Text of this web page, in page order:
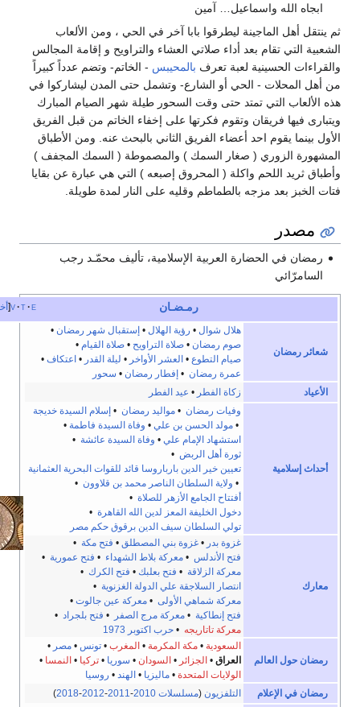
الله واسماعيل… آمين
الماجينة ليطرقوا بابا آخر في الحي ، ومن الألعاب
تقام بعد أداء صلاتي العشاء والتراويح و إقامة المجالس
الحسينية لعبة تعرفبالمحيبس - الخاتم- وتضم عدداً كبيراً
- الحي أو الشارع- وتشمل حتى المدن ليشاركوا في
التي تمتد حتى وقت السحور طيلة شهر الصيام المبارك
فريقان وتقوم فكرتها على إخفاء الخاتم من قبل الفريق
يقوم احد أعضاء الفريق الثاني بالبحث عنه. ومن الأطباق
الزوري ( صغار السمك ) والمصموطة ( السمك المجفف )
اللحم واكلة ( المحروق إصبعه ) التي هي عبارة عن بقايا
بعد مزجه بالطماطم وقليه على النار لمدة طويلة.
في الحضارة العربية الإسلامية، تأليف محمّـد رجب
رؤية الهلال• إستقبال شهر رمضان•
صوم رمضان
صلاة التراويح •صلاة القيام•
صيام التطوع
العشر الأواخر•ليلة القدر•اعتكاف •
•إفطار رمضان•سحور
عيد الفطر
•مواليد رمضان•إسلام السيدة خديجة
مولد الحسن بن علي•وفاة السيدة فاطمة •
استشهاد الإمام علي•وفاة السيدة عائشة•
ثورة أهل الربض•
تعيين خير الدين بارباروسا قائد للقوات البحرية العثمانية
ولاية السلطان الناصر محمد بن قلاوون•
أفتتاح الجامع الأزهر للصلاة•
دخول الخليفة المعز لدين الله القاهرة•
تولي السلطان سيف الدين برقوق حكم مصر
غزوة بني المصطلق•فتح مكة•
معركة بلاط الشهداء•فتح عمورية•
•فتح بعلبك•فتح الكرك•
انتصار السلاجقة علي الدولة الغزنوية •
معركة شماهي الأولى •معركة عين جالوت •
معركة مرج الصفر•فتح بلجراد•
•حرب اكتوبر 1973
العالم
مكة المكرمة • المغرب• تونس•مصر•
العراق•الجزائر•السودان•سوريا•تركيا • النمسا•
الولايات المتحدة•ماليزيا•الهند •روسيا
الإعلام
التلفزيون( مسلسلات 2010 -
2011
-
2012
-
2018
)